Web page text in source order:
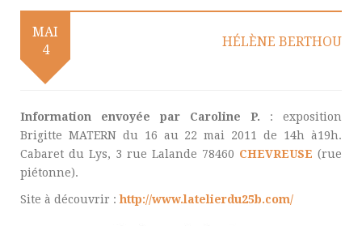
MAI
4
HÉLÈNE BERTHOU
Information envoyée par Caroline P. : exposition
Brigitte MATERN du 16 au 22 mai 2011 de 14h à19h.
Cabaret du Lys, 3 rue Lalande 78460 CHEVREUSE (rue
piétonne).
Site à découvrir :http://www.latelierdu25b.com/